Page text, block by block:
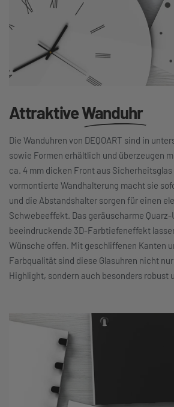
AttraktiveWanduhr
Die Wanduhren von DEQOART sind in
sowie Formen erhältlich und überzeugen
ca. 4 mm dicken Front aus Sicherheitsglas
vormontierte Wandhalterung macht sie
und die Abstandshalter sorgen für einen
Schwebeeffekt. Das geräuscharme
beeindruckende 3D-Farbtiefeneffekt
Wünsche offen. Mit geschliffenen Kanten
Farbqualität sind diese Glasuhren nicht
Highlight, sondern auch besonders robust